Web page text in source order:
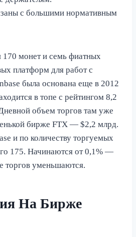
с большими нормативным
170 монет и семь фиатных
платформ для работ с
была основана еще в 2012
в топе с рейтингом 8,2
объем торгов там уже
бирже FTX — $2,2 млрд.
и по количеству торгуемых
175. Начинаются от 0,1% —
торгов уменьшаются.
На Бирже